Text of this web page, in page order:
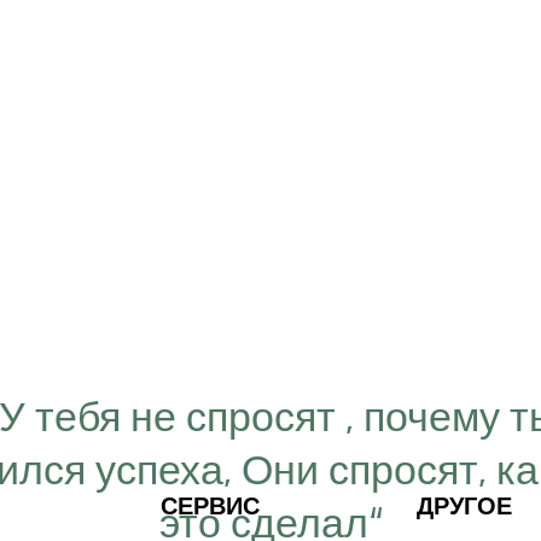
тебя не спросят , почему
успеха, Они спросят,
это сделал“
СЕРВИС ДРУГОЕ